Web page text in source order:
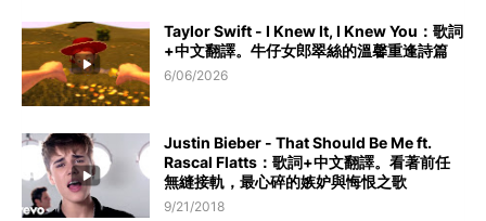
Taylor Swift - I Knew It, I Knew You：歌詞
+中文翻譯。牛仔女郎翠絲的溫馨重逢詩篇
6/06/2026
Justin Bieber - That Should Be Me ft.
Rascal Flatts：歌詞+中文翻譯。看著前任
無縫接軌，最心碎的嫉妒與悔恨之歌
9/21/2018